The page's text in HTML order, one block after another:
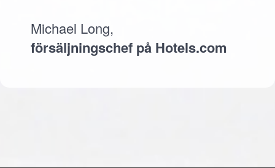
Michael Long,
försäljningschef på Hotels.com